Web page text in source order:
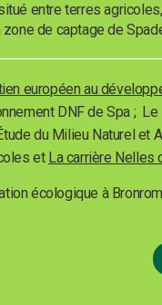
entre terres
de captage de
européen au
DNF de Spa ; Le
du Milieu Naturel et
et La carrière Nelles
écologique à